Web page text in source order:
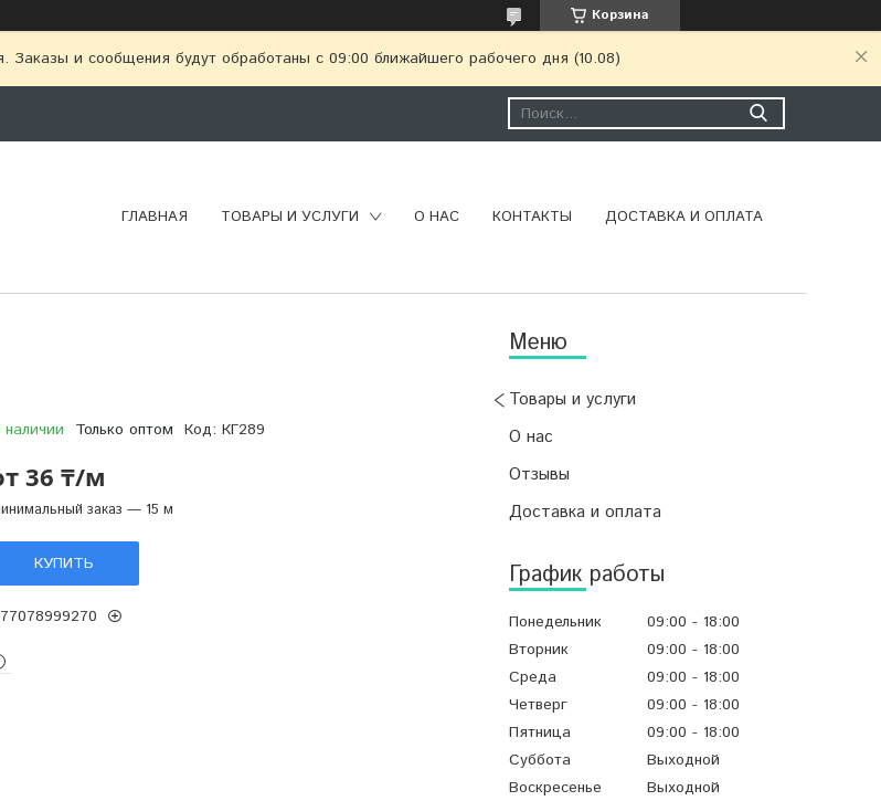
Корзина
Заказы и сообщения будут обработаны с 09:00 ближайшего рабочего дня (10.08)
ГЛАВНАЯ ТОВАРЫ И УСЛУГИ О НАС КОНТАКТЫ ДОСТАВКА И ОПЛАТА
Товары и услуги
О нас
Отзывы
Доставка и оплата
График работы
Понедельник 09:00
18:00
Вторник
09:00
18:00
Среда
09:00
18:00
Четверг
09:00
18:00
Пятница
09:00
18:00
Суббота
Выходной
Воскресенье
Выходной
Только оптом Код: КГ289
36 ₸/м
заказ — 15 м
КУПИТЬ